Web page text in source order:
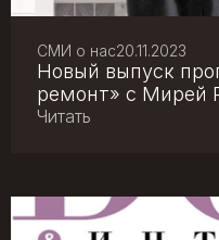
СМИ о нас20.11.2023
Новый выпуск
ремонт» с Мирей
Читать